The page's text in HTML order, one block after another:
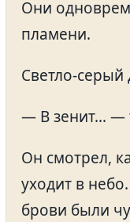
Они
пламени.
Светло-серый
— В зенит… —
Он смотрел,
уходит в
брови были